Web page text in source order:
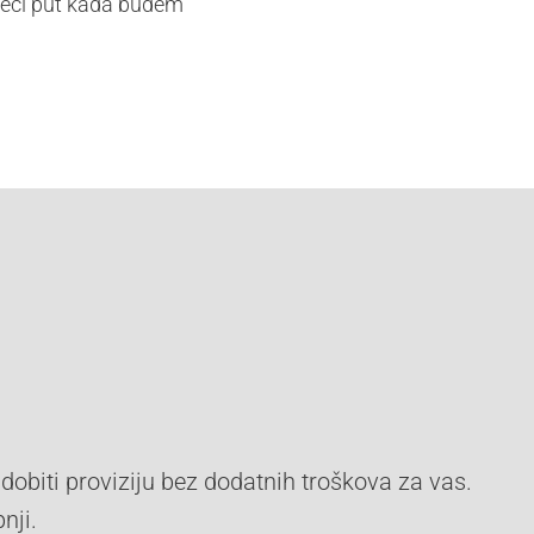
proviziju bez dodatnih troškova za vas.